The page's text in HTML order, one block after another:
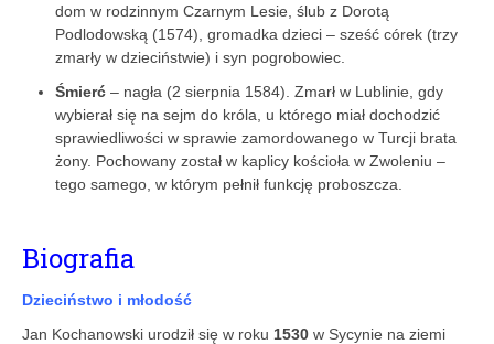
dom w rodzinnym Czarnym Lesie, ślub z Dorotą
Podlodowską (1574), gromadka dzieci – sześć córek (trzy
zmarły w dzieciństwie) i syn pogrobowiec.
Śmierć – nagła (2 sierpnia 1584). Zmarł w Lublinie, gdy
wybierał się na sejm do króla, u którego miał dochodzić
sprawiedliwości w sprawie zamordowanego w Turcji brata
żony. Pochowany został w kaplicy kościoła w Zwoleniu –
tego samego, w którym pełnił funkcję proboszcza.
Biografia
Dzieciństwo i młodość
Jan Kochanowski urodził się w roku 1530 w Sycynie na ziemi